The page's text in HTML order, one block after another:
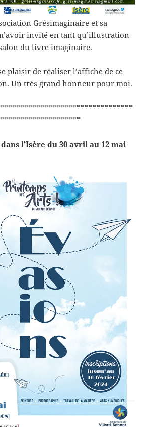
Grésimaginaire et sa
invité en tant qu’illustration
du livre imaginaire.
plaisir de réaliser l’affiche de ce
Un très grand honneur pour moi.
l’Isère du 30 avril au 12 mai